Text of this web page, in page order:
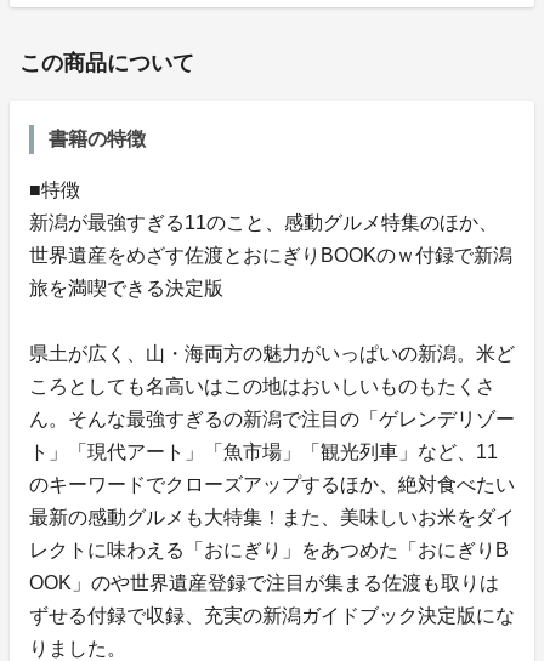
この商品について
書籍の特徴
■特徴
新潟が最強すぎる11のこと、感動グルメ特集のほか、
世界遺産をめざす佐渡とおにぎりBOOKのｗ付録で新潟
旅を満喫できる決定版
県土が広く、山・海両方の魅力がいっぱいの新潟。米ど
ころとしても名高いはこの地はおいしいものもたくさ
ん。そんな最強すぎるの新潟で注目の「ゲレンデリゾー
ト」「現代アート」「魚市場」「観光列車」など、11
のキーワードでクローズアップするほか、絶対食べたい
最新の感動グルメも大特集！また、美味しいお米をダイ
レクトに味わえる「おにぎり」をあつめた「おにぎりB
OOK」のや世界遺産登録で注目が集まる佐渡も取りは
ずせる付録で収録、充実の新潟ガイドブック決定版にな
りました。